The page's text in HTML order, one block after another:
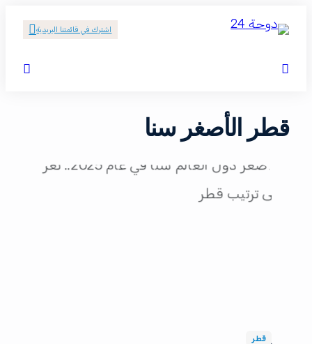
اشترك في قائمتنا البريدية
قطر الأصغر سنا
قطر